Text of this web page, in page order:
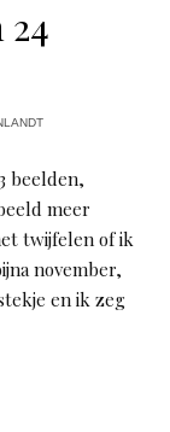
24
beelden,
meer
twijfelen of ik
november,
en ik zeg